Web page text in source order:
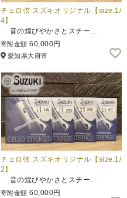
チェロ弦 スズキオリジナル【size:1/
4】
音の煌びやかさとスチー…
寄附金額 60,000円
愛知県大府市
チェロ弦 スズキオリジナル【size:1/
2】
音の煌びやかさとスチー…
寄附金額 60,000円